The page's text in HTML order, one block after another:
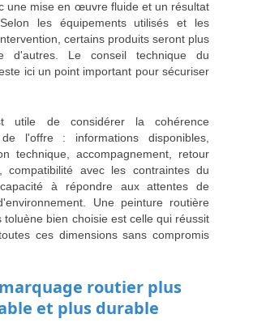
une mise en œuvre fluide et un résultat
les équipements utilisés et les
certains produits seront plus
d'autres. Le conseil technique du
ici un point important pour sécuriser
utile de considérer la cohérence
de l'offre : informations disponibles,
technique, accompagnement, retour
compatibilité avec les contraintes du
à répondre aux attentes de
Une peinture routière
toluène bien choisie est celle qui réussit
ces dimensions sans compromis
routier plus
et plus durable